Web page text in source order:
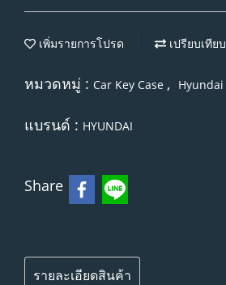
เพิ่มรายการโปรด เปรียบเทียบ
หมวดหมู่ : Car Key Case , Hyundai
แบรนด์ : HYUNDAI
Share
รายละเอียดสินค้า